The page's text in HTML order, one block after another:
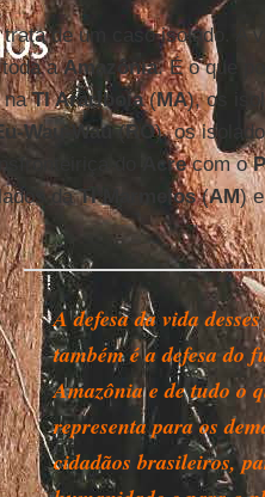
de um caso isolado. A
toda aAmazônia. É o que
TI Arariboia(MA), os
Wau-Wau(RO), os
do Acrecom o
daTI Marmelos(AM)
A defesa da vida
também é a defesa do
Amazônia e de tudo o
representa para os
cidadãos brasileiros,